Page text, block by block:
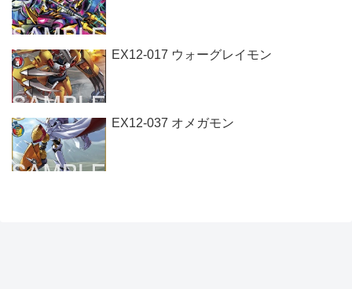
EX12-017 ウォーグレイモン
EX12-037 オメガモン